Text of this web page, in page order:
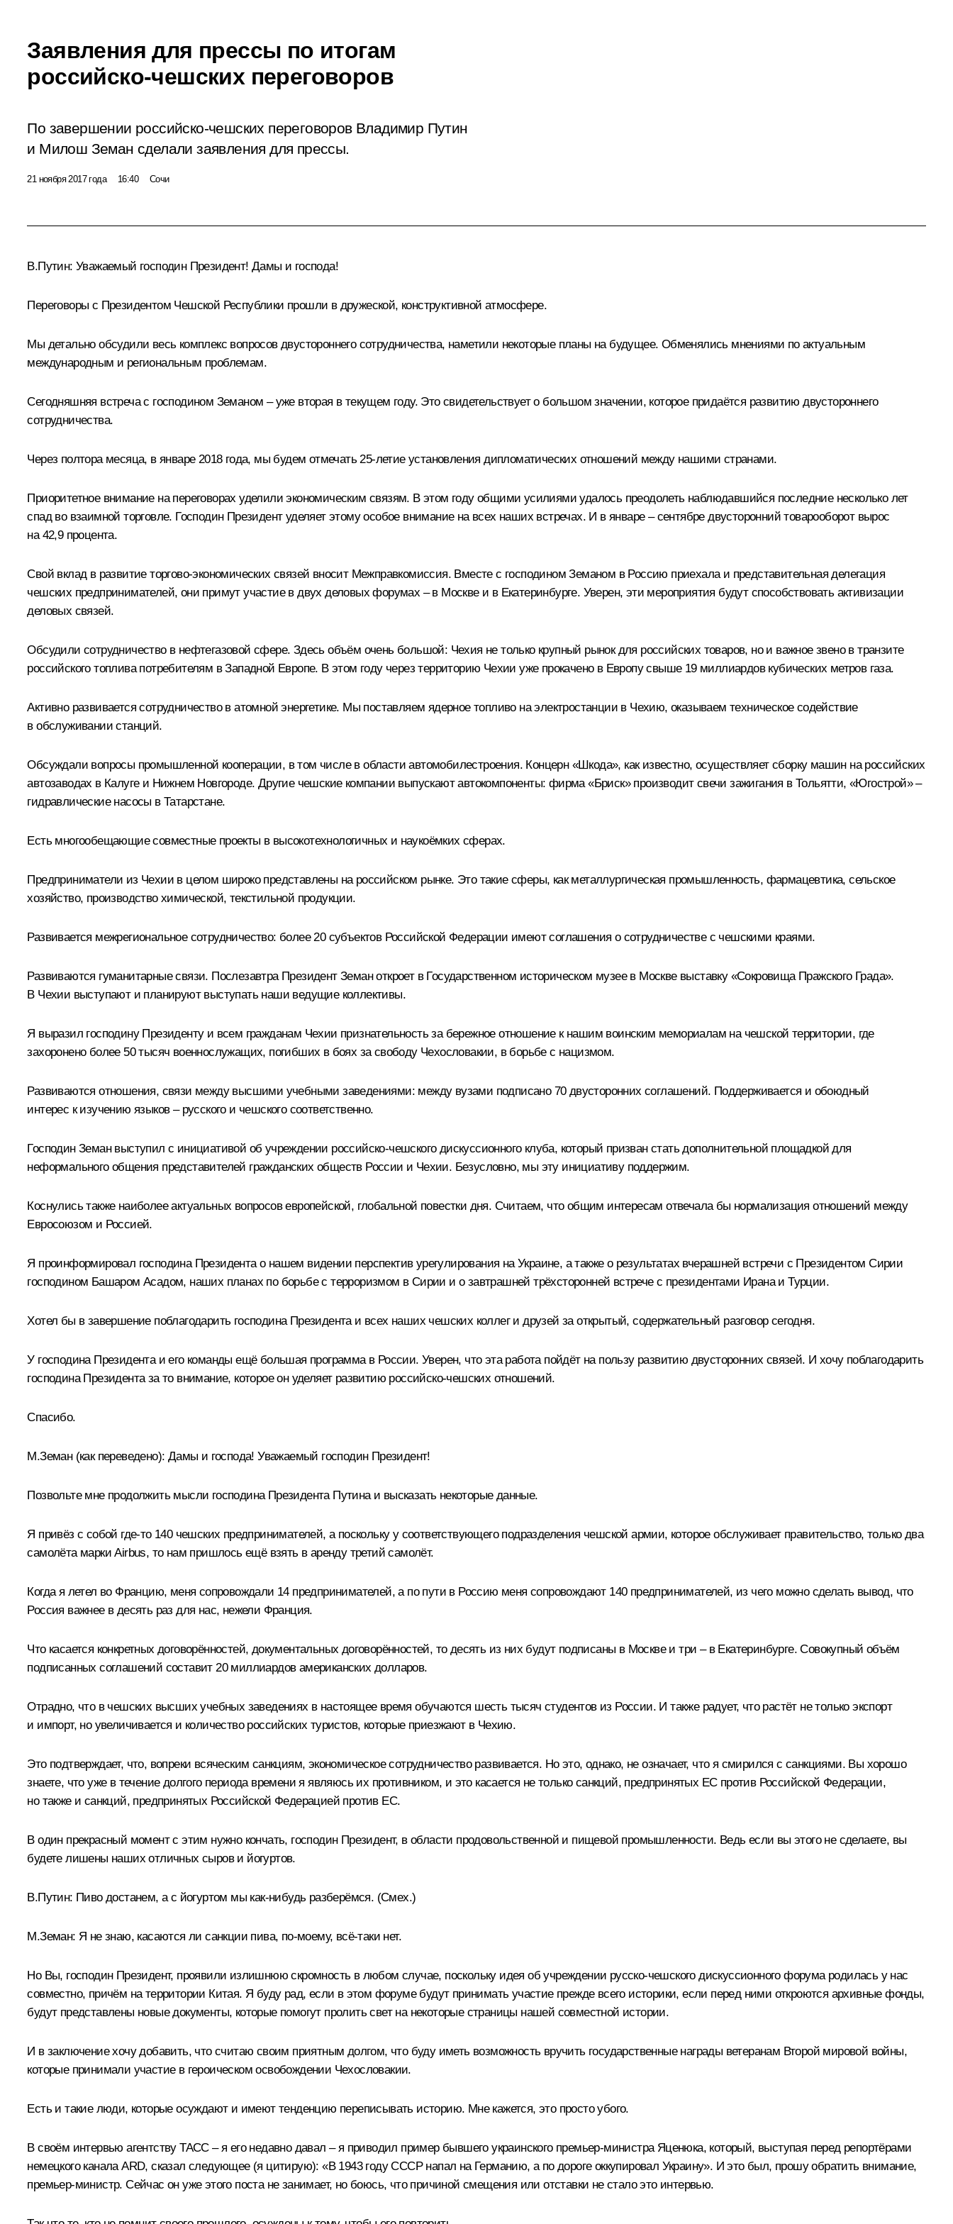
Заявления для прессы по итогам
российско-чешских переговоров
По завершении российско-чешских переговоров Владимир Путин
и Милош Земан сделали заявления для прессы.
21 ноября 2017 года 16:40 Сочи
В.Путин: Уважаемый господин Президент! Дамы и господа!
Переговоры с Президентом Чешской Республики прошли в дружеской, конструктивной атмосфере.
Мы детально обсудили весь комплекс вопросов двустороннего сотрудничества, наметили некоторые планы на будущее. Обменялись мнениями по актуальным
международным и региональным проблемам.
Сегодняшняя встреча с господином Земаном – уже вторая в текущем году. Это свидетельствует о большом значении, которое придаётся развитию двустороннего
сотрудничества.
Через полтора месяца, в январе 2018 года, мы будем отмечать 25-летие установления дипломатических отношений между нашими странами.
Приоритетное внимание на переговорах уделили экономическим связям. В этом году общими усилиями удалось преодолеть наблюдавшийся последние несколько лет
спад во взаимной торговле. Господин Президент уделяет этому особое внимание на всех наших встречах. И в январе – сентябре двусторонний товарооборот вырос
на 42,9 процента.
Свой вклад в развитие торгово-экономических связей вносит Межправкомиссия. Вместе с господином Земаном в Россию приехала и представительная делегация
чешских предпринимателей, они примут участие в двух деловых форумах – в Москве и в Екатеринбурге. Уверен, эти мероприятия будут способствовать активизации
деловых связей.
Обсудили сотрудничество в нефтегазовой сфере. Здесь объём очень большой: Чехия не только крупный рынок для российских товаров, но и важное звено в транзите
российского топлива потребителям в Западной Европе. В этом году через территорию Чехии уже прокачено в Европу свыше 19 миллиардов кубических метров газа.
Активно развивается сотрудничество в атомной энергетике. Мы поставляем ядерное топливо на электростанции в Чехию, оказываем техническое содействие
в обслуживании станций.
Обсуждали вопросы промышленной кооперации, в том числе в области автомобилестроения. Концерн «Шкода», как известно, осуществляет сборку машин на российских
автозаводах в Калуге и Нижнем Новгороде. Другие чешские компании выпускают автокомпоненты: фирма «Бриск» производит свечи зажигания в Тольятти, «Югострой» –
гидравлические насосы в Татарстане.
Есть многообещающие совместные проекты в высокотехнологичных и наукоёмких сферах.
Предприниматели из Чехии в целом широко представлены на российском рынке. Это такие сферы, как металлургическая промышленность, фармацевтика, сельское
хозяйство, производство химической, текстильной продукции.
Развивается межрегиональное сотрудничество: более 20 субъектов Российской Федерации имеют соглашения о сотрудничестве с чешскими краями.
Развиваются гуманитарные связи. Послезавтра Президент Земан откроет в Государственном историческом музее в Москве выставку «Сокровища Пражского Града».
В Чехии выступают и планируют выступать наши ведущие коллективы.
Я выразил господину Президенту и всем гражданам Чехии признательность за бережное отношение к нашим воинским мемориалам на чешской территории, где
захоронено более 50 тысяч военнослужащих, погибших в боях за свободу Чехословакии, в борьбе с нацизмом.
Развиваются отношения, связи между высшими учебными заведениями: между вузами подписано 70 двусторонних соглашений. Поддерживается и обоюдный
интерес к изучению языков – русского и чешского соответственно.
Господин Земан выступил с инициативой об учреждении российско-чешского дискуссионного клуба, который призван стать дополнительной площадкой для
неформального общения представителей гражданских обществ России и Чехии. Безусловно, мы эту инициативу поддержим.
Коснулись также наиболее актуальных вопросов европейской, глобальной повестки дня. Считаем, что общим интересам отвечала бы нормализация отношений между
Евросоюзом и Россией.
Я проинформировал господина Президента о нашем видении перспектив урегулирования на Украине, а также о результатах вчерашней встречи с Президентом Сирии
господином Башаром Асадом, наших планах по борьбе с терроризмом в Сирии и о завтрашней трёхсторонней встрече с президентами Ирана и Турции.
Хотел бы в завершение поблагодарить господина Президента и всех наших чешских коллег и друзей за открытый, содержательный разговор сегодня.
У господина Президента и его команды ещё большая программа в России. Уверен, что эта работа пойдёт на пользу развитию двусторонних связей. И хочу поблагодарить
господина Президента за то внимание, которое он уделяет развитию российско-чешских отношений.
Спасибо.
М.Земан (как переведено): Дамы и господа! Уважаемый господин Президент!
Позвольте мне продолжить мысли господина Президента Путина и высказать некоторые данные.
Я привёз с собой где-то 140 чешских предпринимателей, а поскольку у соответствующего подразделения чешской армии, которое обслуживает правительство, только два
самолёта марки Airbus, то нам пришлось ещё взять в аренду третий самолёт.
Когда я летел во Францию, меня сопровождали 14 предпринимателей, а по пути в Россию меня сопровождают 140 предпринимателей, из чего можно сделать вывод, что
Россия важнее в десять раз для нас, нежели Франция.
Что касается конкретных договорённостей, документальных договорённостей, то десять из них будут подписаны в Москве и три – в Екатеринбурге. Совокупный объём
подписанных соглашений составит 20 миллиардов американских долларов.
Отрадно, что в чешских высших учебных заведениях в настоящее время обучаются шесть тысяч студентов из России. И также радует, что растёт не только экспорт
и импорт, но увеличивается и количество российских туристов, которые приезжают в Чехию.
Это подтверждает, что, вопреки всяческим санкциям, экономическое сотрудничество развивается. Но это, однако, не означает, что я смирился с санкциями. Вы хорошо
знаете, что уже в течение долгого периода времени я являюсь их противником, и это касается не только санкций, предпринятых ЕС против Российской Федерации,
но также и санкций, предпринятых Российской Федерацией против ЕС.
В один прекрасный момент с этим нужно кончать, господин Президент, в области продовольственной и пищевой промышленности. Ведь если вы этого не сделаете, вы
будете лишены наших отличных сыров и йогуртов.
В.Путин: Пиво достанем, а с йогуртом мы как-нибудь разберёмся. (Смех.)
М.Земан: Я не знаю, касаются ли санкции пива, по-моему, всё-таки нет.
Но Вы, господин Президент, проявили излишнюю скромность в любом случае, поскольку идея об учреждении русско-чешского дискуссионного форума родилась у нас
совместно, причём на территории Китая. Я буду рад, если в этом форуме будут принимать участие прежде всего историки, если перед ними откроются архивные фонды,
будут представлены новые документы, которые помогут пролить свет на некоторые страницы нашей совместной истории.
И в заключение хочу добавить, что считаю своим приятным долгом, что буду иметь возможность вручить государственные награды ветеранам Второй мировой войны,
которые принимали участие в героическом освобождении Чехословакии.
Есть и такие люди, которые осуждают и имеют тенденцию переписывать историю. Мне кажется, это просто убого.
В своём интервью агентству ТАСС – я его недавно давал – я приводил пример бывшего украинского премьер-министра Яценюка, который, выступая перед репортёрами
немецкого канала ARD, сказал следующее (я цитирую): «В 1943 году СССР напал на Германию, а по дороге оккупировал Украину». И это был, прошу обратить внимание,
премьер-министр. Сейчас он уже этого поста не занимает, но боюсь, что причиной смещения или отставки не стало это интервью.